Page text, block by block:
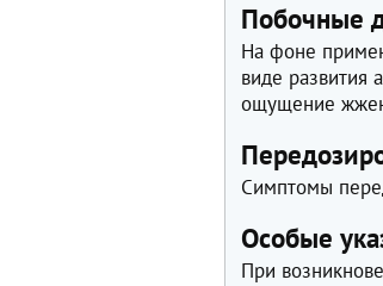
Побочные
На фоне
виде развития
ощущение
Симптомы
Особые
При